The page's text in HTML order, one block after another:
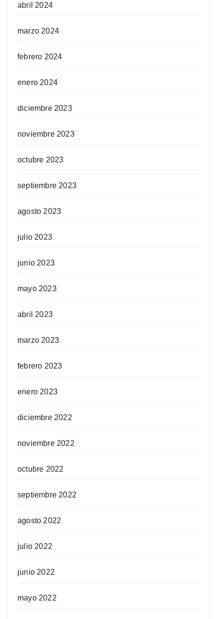
abril 2024
marzo 2024
febrero 2024
enero 2024
diciembre 2023
noviembre 2023
octubre 2023
septiembre 2023
agosto 2023
julio 2023
junio 2023
mayo 2023
abril 2023
marzo 2023
febrero 2023
enero 2023
diciembre 2022
noviembre 2022
octubre 2022
septiembre 2022
agosto 2022
julio 2022
junio 2022
mayo 2022